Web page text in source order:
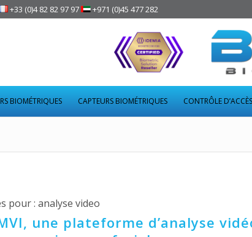
+33 (0)4 82 82 97 97 +971 (0)45 477 282
BIOMÉTRIQUES CAPTEURS BIOMÉTRIQUES CONTRÔLE
pour : analyse video
une plateforme d’analyse